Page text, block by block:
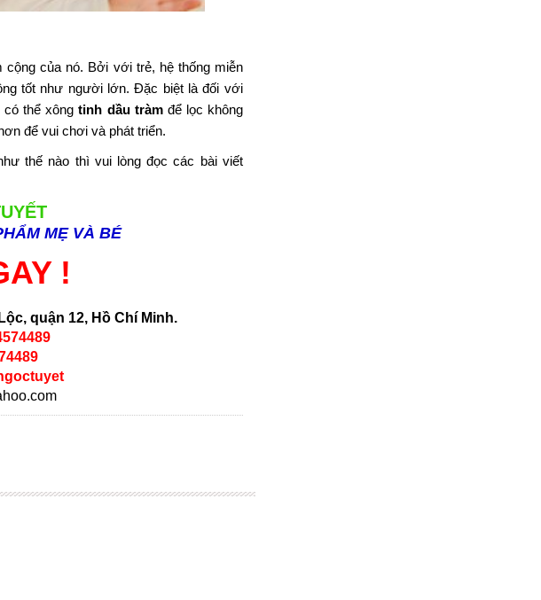
cộng của nó. Bởi với trẻ, hệ thống miễn
tốt như người lớn. Đặc biệt là đối với
có thể xôngtinh dầu tràmđể lọc không
để vui chơi và phát triển.
thế nào thì vui lòng đọc các bài viết
MẸ VÀ BÉ
!
quận 12, Hồ Chí Minh.